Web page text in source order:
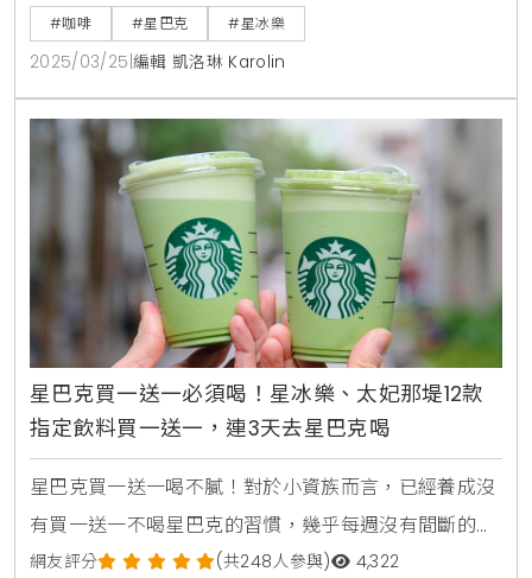
星」、「好友分享活動」以及「包裝咖啡系列兩件75
折」。這些活動不僅讓顧客享受美味的咖啡，還能在生
活中增添一份小確幸，讓每一天都充滿活力與期待。▲
圖片來源：KiraKacha / 星巴克買一送一優惠在這段期
間，顧客只需在全台星巴克門市購買兩杯大杯以上的
#咖啡 #星巴克 #星冰樂
2025/03/25 編輯 凱洛琳 Karolin
星巴克買一送一必須喝！星冰樂、太妃那堤12款
指定飲料買一送一，連3天去星巴克喝
星巴克買一送一喝不膩！對於小資族而言，已經養成沒
有買一送一不喝星巴克的習慣，幾乎每週沒有間斷的星
巴克買一送一，在下週一至週三推出限時買一送一優
網友評分 (共248人參與) 4,322